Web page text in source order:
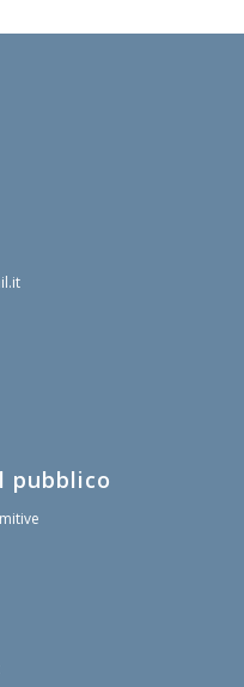
pubblico